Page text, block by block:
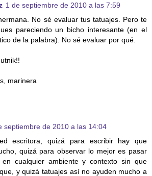
1 de septiembre de 2010 a las 7:59
No sé evaluar tus tatuajes. Pero te
pareciendo un bicho interesante (en el
de la palabra). No sé evaluar por qué.
marinera
septiembre de 2010 a las 14:04
escritora, quizá para escribir hay que
quizá para observar lo mejor es pasar
en cualquier ambiente y contexto sin que
y quizá tatuajes así no ayuden mucho a